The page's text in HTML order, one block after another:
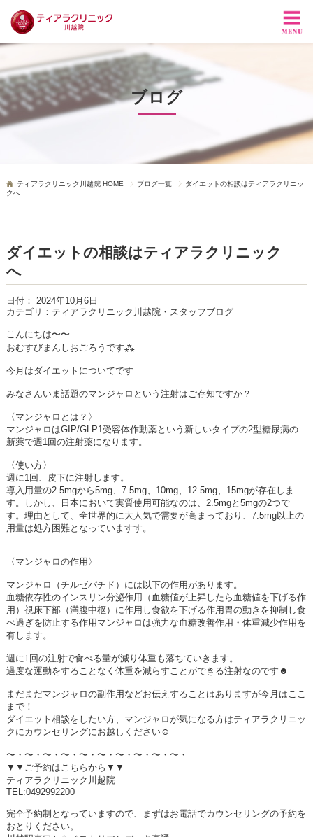
ブログ
ティアラクリニック川越院 HOME ブログ一覧
ダイエットの相談はティアラクリニッ
クへ
ダイエットの相談はティアラクリニック
へ
日付： 2024年10月6日
カテゴリ： ティアラクリニック川越院・スタッフブログ
こんにちは〜〜
おむすびまんしおごろうです⁂
今月はダイエットについてです
みなさんいま話題のマンジャロという注射はご存知ですか？
〈マンジャロとは？〉
マンジャロはGIP/GLP1受容体作動薬という新しいタイプの2型糖尿病の
新薬で週1回の注射薬になります。
〈使い方〉
週に1回、皮下に注射します。
導入用量の2.5mgから5mg、 7.5mg、 10mg、 12.5mg、 15mgが存在しま
す。しかし、日本において実質使用可能なのは、 2.5mgと 5mgの2つで
す。理由として、全世界的に大人気で需要が高まっており、 7.5mg以上の
用量は処方困難となっていますす。
〈マンジャロの作用〉
マンジャロ（チルゼパチド）には以下の作用があります。
血糖依存性のインスリン分泌作用（血糖値が上昇したら血糖値を下げる作
用）視床下部（満腹中枢）に作用し食欲を下げる作用胃の動きを抑制し食
べ過ぎを防止する作用 マンジャロは強力な血糖改善作用・体重減少作用を
有します。
週に1回の注射で食べる量が減り体重も落ちていきます。
過度な運動をすることなく体重を減らすことができる注射なのです☻
まだまだマンジャロの副作用などお伝えすることはありますが今月はここ
まで！
ダイエット相談をしたい方、マンジャロが気になる方はティアラクリニッ
クにカウンセリングにお越しください☺
〜・〜・〜・〜・〜・〜・〜・〜・〜・〜・
▼▼ご予約はこちらから▼▼
ティアラクリニック川越院
TEL:0492992200
完全予約制となっていますので、まずはお電話でカウンセリングの予約を
おとりください。